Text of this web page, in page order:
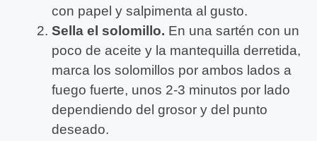
con papel y salpimenta al gusto.
Sella el solomillo. En una sartén con un
poco de aceite y la mantequilla derretida,
marca los solomillos por ambos lados a
fuego fuerte, unos 2-3 minutos por lado
dependiendo del grosor y del punto
deseado.